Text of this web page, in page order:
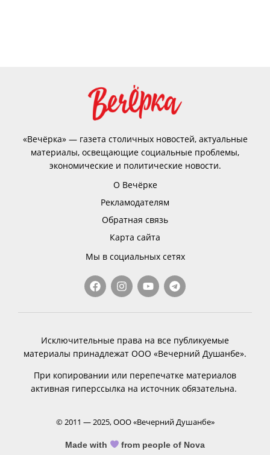
«Вечёрка» — газета столичных новостей, актуальные
материалы, освещающие социальные проблемы,
экономические и политические новости.
О Вечёрке
Рекламодателям
Обратная связь
Карта сайта
Мы в социальных сетях
Исключительные права на все публикуемые
материалы принадлежат ООО «Вечерний Душанбе».
При копировании или перепечатке материалов
активная гиперссылка на источник обязательна.
© 2011 — 2025, ООО «Вечерний Душанбе»
Made with from people of Nova